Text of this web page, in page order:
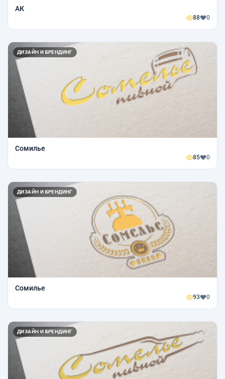
АК
88 0
ДИЗАЙН И БРЕНДИНГ
Сомилье
85 0
ДИЗАЙН И БРЕНДИНГ
Сомилье
93 0
ДИЗАЙН И БРЕНДИНГ